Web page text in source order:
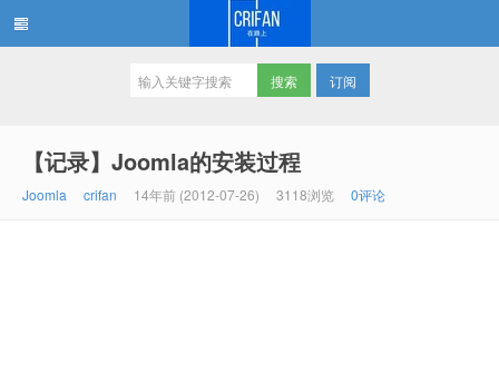
订阅
【记录】Joomla的安装过程
Joomla crifan 14年前 (2012-07-26) 3118浏览 0评论